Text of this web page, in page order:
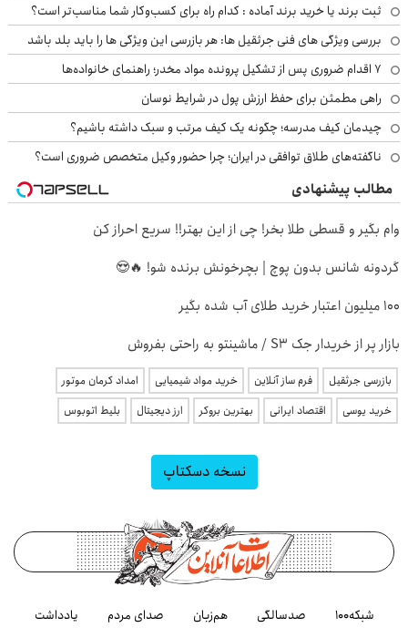
ثبت برند یا خرید برند آماده : کدام راه برای کسب‌وکار شما مناسب‌تر است؟
بررسی ویژگی های فنی جرثقیل ها: هر بازرسی این ویژگی ها را باید بلد باشد
۷ اقدام ضروری پس از تشکیل پرونده مواد مخدر؛ راهنمای خانواده‌ها
راهی مطمئن برای حفظ ارزش پول در شرایط نوسان
چیدمان کیف مدرسه؛ چگونه یک کیف مرتب و سبک داشته باشیم؟
ناگفته‌های طلاق توافقی در ایران؛ چرا حضور وکیل متخصص ضروری است؟
مطالب پیشنهادی
وام بگیر و قسطی طلا بخر! چی از این بهتر!! سریع احراز کن
گردونه شانس بدون پوچ | بچرخونش برنده شو! 🔥😍
100 میلیون اعتبار خرید طلای آب شده بگیر
بازار پر از خریدار جک S3 / ماشینتو به راحتی بفروش
بازرسی جرثقیل فرم ساز آنلاین خرید مواد شیمیایی
امداد کرمان موتور
خرید یوسی
اقتصاد ایرانی بهترین بروکر ارز دیجیتال بلیط اتوبوس
نسخه دسکتاپ
شبکه۱۰۰ صدسالگی هم‌زبان صدای مردم یادداشت